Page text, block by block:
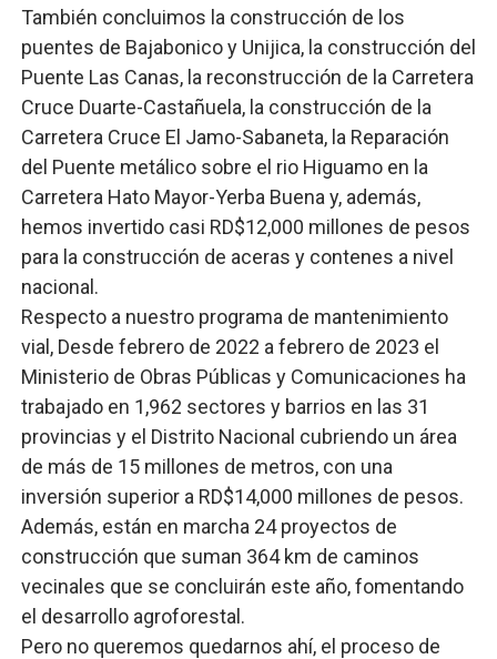
También concluimos la construcción de los
puentes de Bajabonico y Unijica, la construcción del
Puente Las Canas, la reconstrucción de la Carretera
Cruce Duarte-Castañuela, la construcción de la
Carretera Cruce El Jamo-Sabaneta, la Reparación
del Puente metálico sobre el rio Higuamo en la
Carretera Hato Mayor-Yerba Buena y, además,
hemos invertido casi RD$12,000 millones de pesos
para la construcción de aceras y contenes a nivel
nacional.
Respecto a nuestro programa de mantenimiento
vial, Desde febrero de 2022 a febrero de 2023 el
Ministerio de Obras Públicas y Comunicaciones ha
trabajado en 1,962 sectores y barrios en las 31
provincias y el Distrito Nacional cubriendo un área
de más de 15 millones de metros, con una
inversión superior a RD$14,000 millones de pesos.
Además, están en marcha 24 proyectos de
construcción que suman 364 km de caminos
vecinales que se concluirán este año, fomentando
el desarrollo agroforestal.
Pero no queremos quedarnos ahí, el proceso de